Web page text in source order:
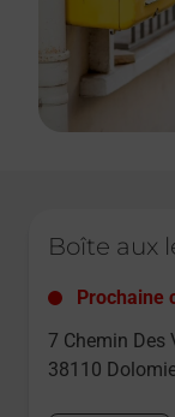
Boîte aux
Prochaine
7 Chemin Des
38110